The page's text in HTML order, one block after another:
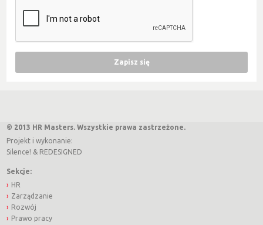
© 2013 HR Masters. Wszystkie prawa zastrzeżone.
Projekt i wykonanie:
Silence! & REDESIGNED
Sekcje:
HR
Zarządzanie
Rozwój
Prawo pracy